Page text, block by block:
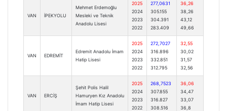
VAN İPEKYOLU
Mehmet Erdemoğlu
Mesleki ve Teknik
Anadolu Lisesi
2025
2024
2023
2022
277,0631
305.155
304.391
283.409
36,26
38,26
43,12
49,66
VAN EDREMİT
Edremit Anadolu İmam
Hatip Lisesi
2025
2024
2023
2022
272,7027
316.896
332.851
312.795
32,55
30,02
31,57
32,56
VAN ERCİŞ
Şehit Polis Halil
Hamuryen Kız Anadolu
İmam Hatip Lisesi
2025
2024
2023
2022
268,7523
307.855
316.827
308.516
36,06
34,47
33,07
36,8